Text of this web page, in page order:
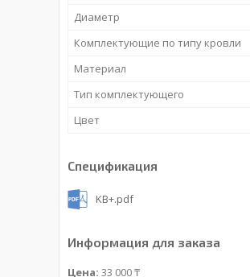
Диаметр
Комплектующие по типу кровли
Материал
Тип комплектующего
Цвет
Спецификация
KB+.pdf
Информация для заказа
Цена: 33 000 ₸